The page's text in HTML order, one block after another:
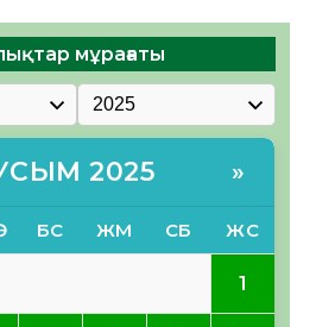
мұрағаты
2025 »
БС ЖМ СБ ЖС
1